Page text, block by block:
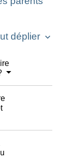
déplier keyboard_arrow_down